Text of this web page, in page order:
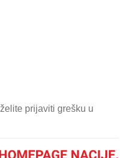
prijaviti grešku u